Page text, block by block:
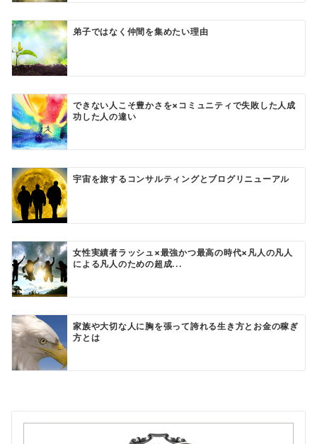
弟子ではなく仲間を集めたい理由
できない人こそ豊かさを×コミュニティで失敗した人成
功した人の違い
宇宙を旅するコンサルティングとブログリニューアル
女性実績者ラッシュ×最強かつ最高の時代×凡人の凡人
による凡人のための超成...
家族や大切な人に胸を張って誇れる生き方とお金の稼ぎ
方とは